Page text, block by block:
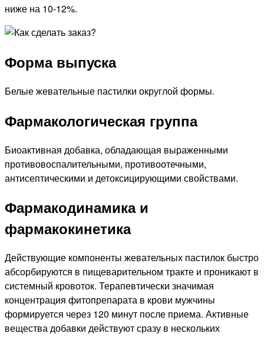
ниже на 10-12%.
Форма выпуска
Белые жевательные пастилки округлой формы.
Фармакологическая группа
Биоактивная добавка, обладающая выраженными
противовоспалительными, противоотечными,
антисептическими и детоксицирующими свойствами.
Фармакодинамика и
фармакокинетика
Действующие компоненты жевательных пастилок быстро
абсорбируются в пищеварительном тракте и проникают в
системный кровоток. Терапевтически значимая
концентрация фитопрепарата в крови мужчины
формируется через 120 минут после приема. Активные
вещества добавки действуют сразу в нескольких